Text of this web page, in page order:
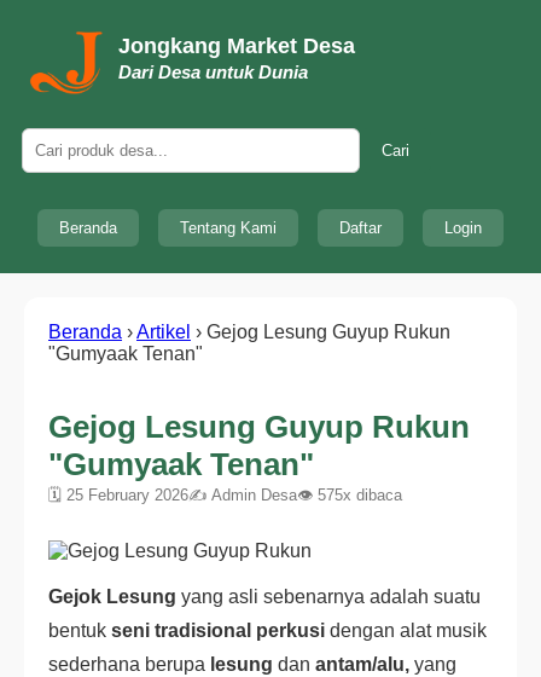
Jongkang Market Desa
Dari Desa untuk Dunia
Cari
Beranda Tentang Kami Daftar Login
Beranda ›Artikel › Gejog Lesung Guyup Rukun
"Gumyaak Tenan"
Gejog Lesung Guyup Rukun
"Gumyaak Tenan"
🗓 25 February 2026✍ Admin Desa👁 575x dibaca
Gejok Lesung yang asli sebenarnya adalah suatu
bentuk seni tradisional perkusi dengan alat musik
sederhana berupa lesung dan antam/alu, yang